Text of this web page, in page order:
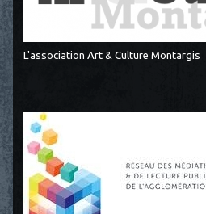
L'association Art & Culture Montargis